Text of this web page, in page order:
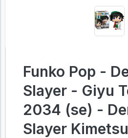
Funko Pop -
Slayer - Giyu
2034 (se) -
Slayer